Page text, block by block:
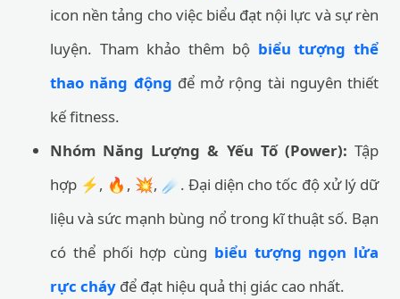
icon nền tảng cho việc biểu đạt nội lực và sự rèn
luyện. Tham khảo thêm bộ biểu tượng thể
thao năng động để mở rộng tài nguyên thiết
kế fitness.
Nhóm Năng Lượng & Yếu Tố (Power): Tập
hợp ⚡, 🔥, 💥, ☄️. Đại diện cho tốc độ xử lý dữ
liệu và sức mạnh bùng nổ trong kĩ thuật số. Bạn
có thể phối hợp cùng biểu tượng ngọn lửa
rực cháy để đạt hiệu quả thị giác cao nhất.